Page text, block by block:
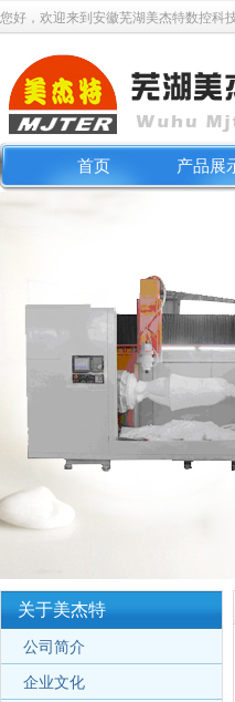
您好，欢迎来到安徽芜湖美杰特数控科
首页 产品展
关于美杰特
公司简介
企业文化